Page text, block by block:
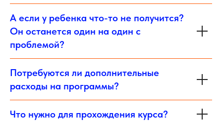
А если у ребенка что-то не получится?
Он останется один на один с
проблемой?
Потребуются ли дополнительные
расходы на программы?
Что нужно для прохождения курса?